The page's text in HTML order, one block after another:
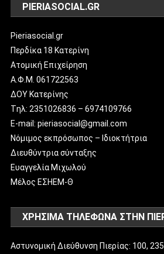
PIERIASOCIAL.GR
Pieriasocial.gr
Περδίκα 18 Κατερίνη
Ατομική Επιχείρηση
Α.Φ.Μ. 061722563
ΔΟΥ Κατερίνης
Tηλ: 2351026836 – 6974109766
E-mail: pieriasocial@gmail.com
Νόμιμος εκπρόσωπος – Ιδιοκτήτρια
Διευθύντρια σύνταξης
Ευαγγελία Μιχωλού
Μέλος ΕΣΗΕΜ-Θ
ΧΡΗΣΙΜΑ ΤΗΛΕΦΩΝΑ ΣΤΗΝ
Αστυνομική Διεύθυνση Πιερίας: 100,